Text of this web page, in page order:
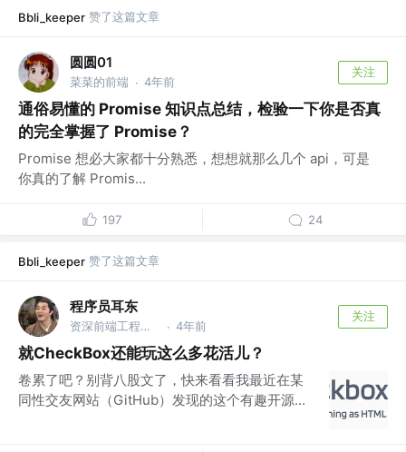
Bbli_keeper 赞了这篇文章
圆圆01
菜菜的前端 · 4年前
关注
通俗易懂的 Promise 知识点总结，检验一下你是否真
的完全掌握了 Promise？
Promise 想必大家都十分熟悉，想想就那么几个 api，可是
你真的了解 Promis...
197 24
Bbli_keeper 赞了这篇文章
程序员耳东
资深前端工程师 @- · 4年前
关注
就CheckBox还能玩这么多花活儿？
卷累了吧？别背八股文了，快来看看我最近在某
同性交友网站（GitHub）发现的这个有趣开源...